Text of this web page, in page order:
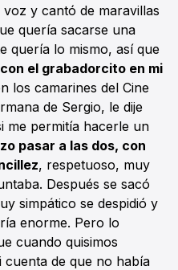
y cantó de maravillas
quería sacarse una
quería lo mismo, así que
el grabadorcito en mi
los camarines del Cine
de Sergio, le dije
me permitía hacerle un
pasar a las dos, con
, respetuoso, muy
Después se sacó
simpático se despidió y
enorme. Pero lo
cuando quisimos
de que no había